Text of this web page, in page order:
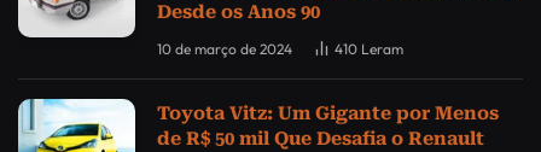
Desde os Anos 90
10 de março de 2024 410 Leram
Toyota Vitz: Um Gigante por Menos
de R$ 50 mil Que Desafia o Renault